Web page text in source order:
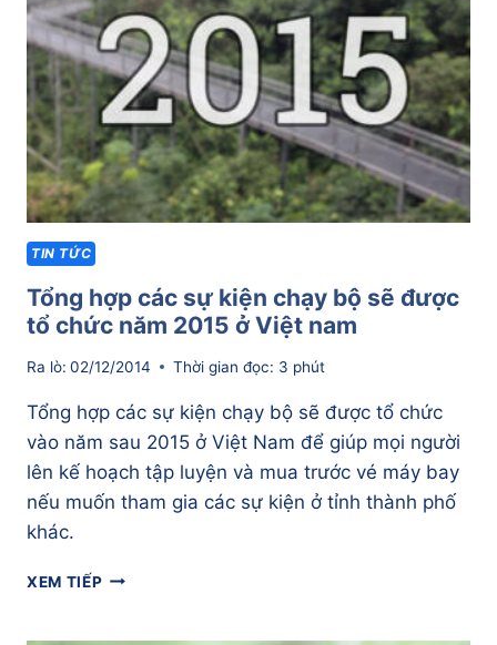
2015
KẺO
HẾT
CHỖ
TIN TỨC
Tổng hợp các sự kiện chạy bộ sẽ được
tổ chức năm 2015 ở Việt nam
Ra lò: 02/12/2014 Thời gian đọc: 3 phút
Tổng hợp các sự kiện chạy bộ sẽ được tổ chức
vào năm sau 2015 ở Việt Nam để giúp mọi người
lên kế hoạch tập luyện và mua trước vé máy bay
nếu muốn tham gia các sự kiện ở tỉnh thành phố
khác.
XEM TIẾPTỔNG